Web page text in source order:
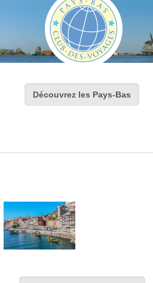
Découvrez les Pays-Bas